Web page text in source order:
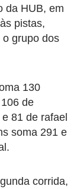
da HUB, em
pistas,
grupo dos
130
de
81 de rafael
soma 291 e
corrida,